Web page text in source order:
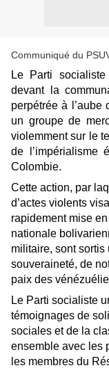
Communiqué du
Le Parti
devant la
perpétrée à
un groupe de
violemment sur le
de l’impérialisme
Colombie.
Cette action, par
d’actes violents
rapidement mise
nationale
militaire, sont
souveraineté, de
paix des
Le Parti socialiste
témoignages de
sociales et de la
ensemble avec les
les membres du